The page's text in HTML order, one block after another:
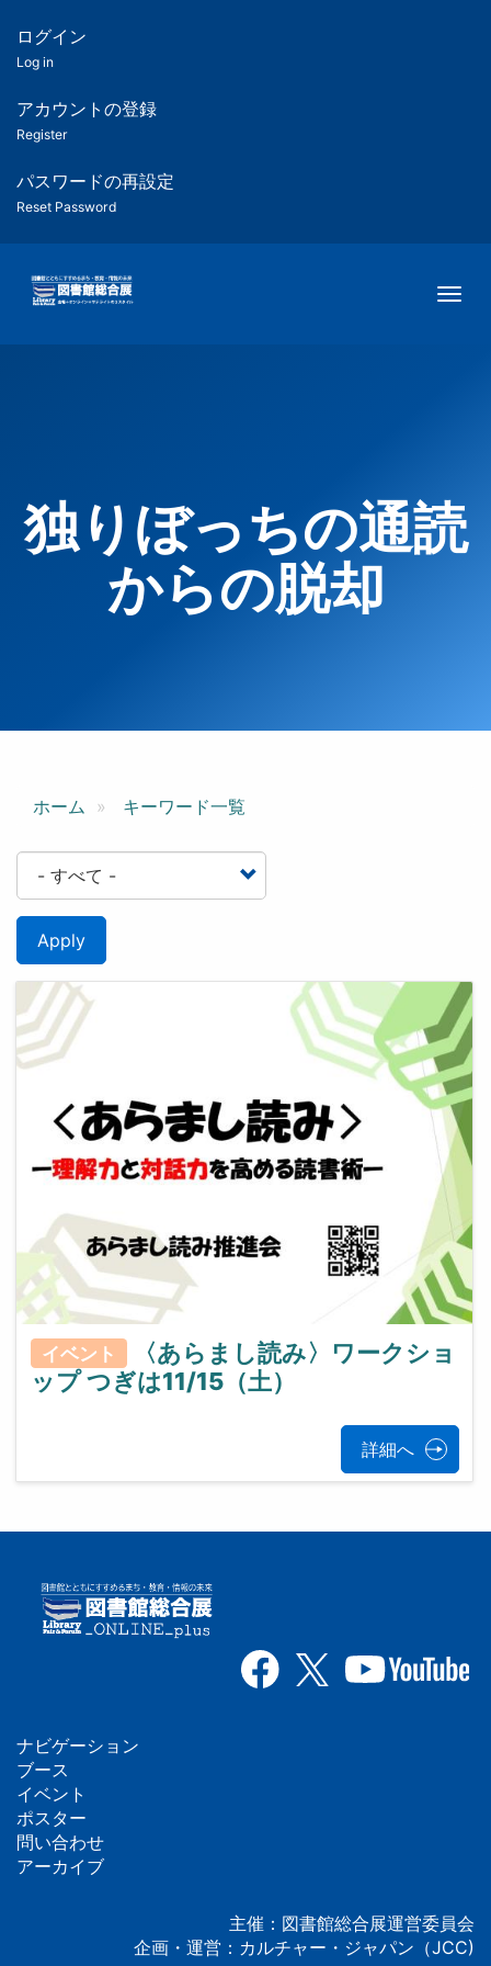
ツ
匿
名
ユ
ー
ー
用
メ
ログイン
Log in
アカウントの登録
Register
パスワードの再設定
Reset Password
独りぼっちの通読
からの脱却
ホーム キーワード一覧
Apply
イベント
〈あらまし読み〉ワークショ
ップ つぎは11/15（土）
詳細へ
フ
ッ
タ
ナビゲーション
ブース
イベント
ポスター
問い合わせ
アーカイブ
主催：図書館総合展運営委員会
企画・運営：カルチャー・ジャパン（JCC)